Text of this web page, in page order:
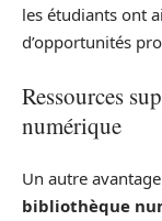
les étudiants ont
d’opportunités
Ressources
numérique
Un autre avantage
bibliothèque